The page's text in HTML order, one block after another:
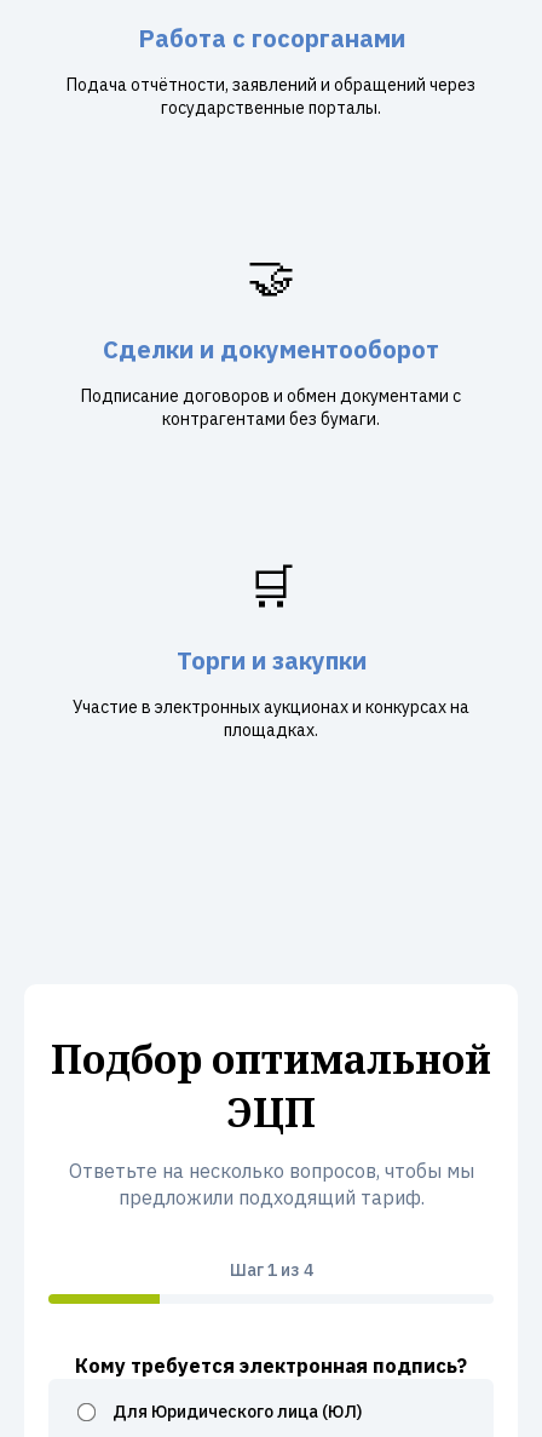
Работа с госорганами
Подача отчётности, заявлений и обращений через
государственные порталы.
🤝
Сделки и документооборот
Подписание договоров и обмен документами с
контрагентами без бумаги.
🛒
Торги и закупки
Участие в электронных аукционах и конкурсах на
площадках.
Подбор оптимальной
ЭЦП
Ответьте на несколько вопросов, чтобы мы
предложили подходящий тариф.
Шаг1из 4
Кому требуется электронная подпись?
Для Юридического лица (ЮЛ)